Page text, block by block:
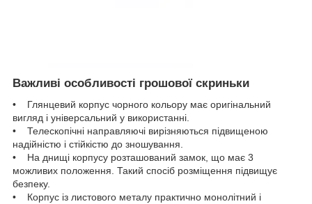
Важливі особливості грошової скриньки
• Глянцевий корпус чорного кольору має оригінальний
вигляд і універсальний у використанні.
• Телескопічні направляючі вирізняються підвищеною
надійністю і стійкістю до зношування.
• На днищі корпусу розташований замок, що має 3
можливих положення. Такий спосіб розміщення підвищує
безпеку.
• Корпус із листового металу практично монолітний і